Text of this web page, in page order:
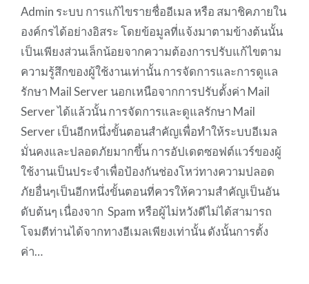
Admin ระบบ การแก้ไขรายชื่ออีเมล หรือ สมาชิคภายใน
องค์กรได้อย่างอิสระ โดยข้อมูลที่แจ้งมาตามข้างต้นนั้น
เป็นเพียงส่วนเล็กน้อยจากความต้องการปรับแก้ไขตาม
ความรู้สึกของผู้ใช้งานเท่านั้น การจัดการและการดูแล
รักษา Mail Server นอกเหนือจากการปรับตั้งค่า Mail
Server ได้แล้วนั้น การจัดการและดูแลรักษา Mail
Server เป็นอีกหนึ่งขั้นตอนสำคัญเพื่อทำให้ระบบอีเมล
มั่นคงและปลอดภัยมากขึ้น การอัปเดตซอฟต์แวร์ของผู้
ใช้งานเป็นประจำเพื่อป้องกันช่องโหว่ทางความปลอด
ภัยอื่นๆเป็นอีกหนึ่งขั้นตอนที่ควรให้ความสำคัญเป็นอัน
ดับต้นๆ เนื่องจาก Spam หรือผู้ไม่หวังดีไม่ได้สามารถ
โจมตีท่านได้จากทางอีเมลเพียงเท่านั้น ดังนั้นการตั้ง
ค่า…